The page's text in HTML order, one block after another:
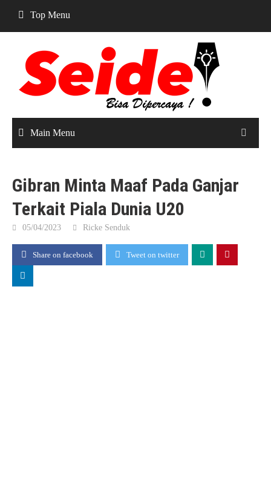
content
Top Menu
Main Menu
Gibran Minta Maaf Pada Ganjar
Terkait Piala Dunia U20
05/04/2023 Ricke Senduk
Share on facebook Tweet on twitter